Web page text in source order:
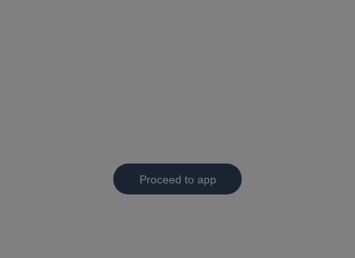
Proceed to app